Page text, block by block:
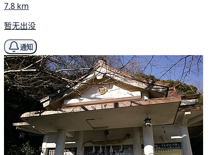
7.8 km
暂无出没
通知